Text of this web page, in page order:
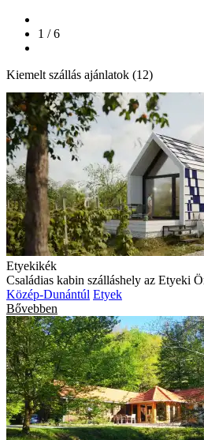
1 / 6
Kiemelt szállás ajánlatok (12)
Etyekikék
Családias kabin szálláshely az Etyeki
Közép-Dunántúl Etyek
Bővebben